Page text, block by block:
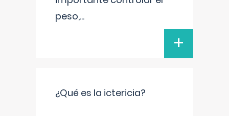
peso,...
+
¿Qué es la ictericia?